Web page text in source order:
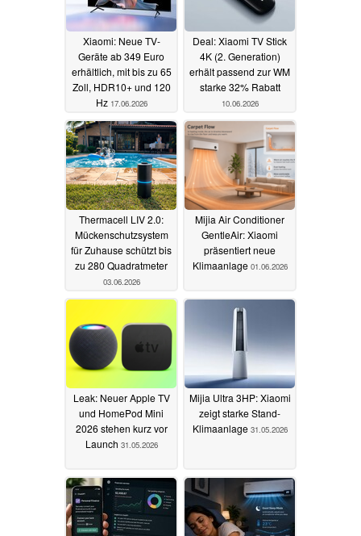
Xiaomi: Neue TV-
Geräte ab 349 Euro
erhältlich, mit bis zu 65
Zoll, HDR10+ und 120
Hz 17.06.2026
Deal: Xiaomi TV Stick
4K (2. Generation)
erhält passend zur WM
starke 32% Rabatt
10.06.2026
Thermacell LIV 2.0:
Mückenschutzsystem
für Zuhause schützt bis
zu 280 Quadratmeter
03.06.2026
Mijia Air Conditioner
GentleAir: Xiaomi
präsentiert neue
Klimaanlage 01.06.2026
Leak: Neuer Apple TV
und HomePod Mini
2026 stehen kurz vor
Launch 31.05.2026
Mijia Ultra 3HP: Xiaomi
zeigt starke Stand-
Klimaanlage 31.05.2026